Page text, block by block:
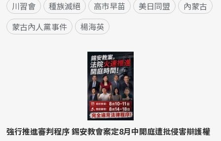
川習會 種族滅絕 高市早苗 美日同盟
內蒙古
蒙古內人黨事件
楊海英
強行推進審判程序 錫安教會案定8月中開庭遭批侵害辯護權